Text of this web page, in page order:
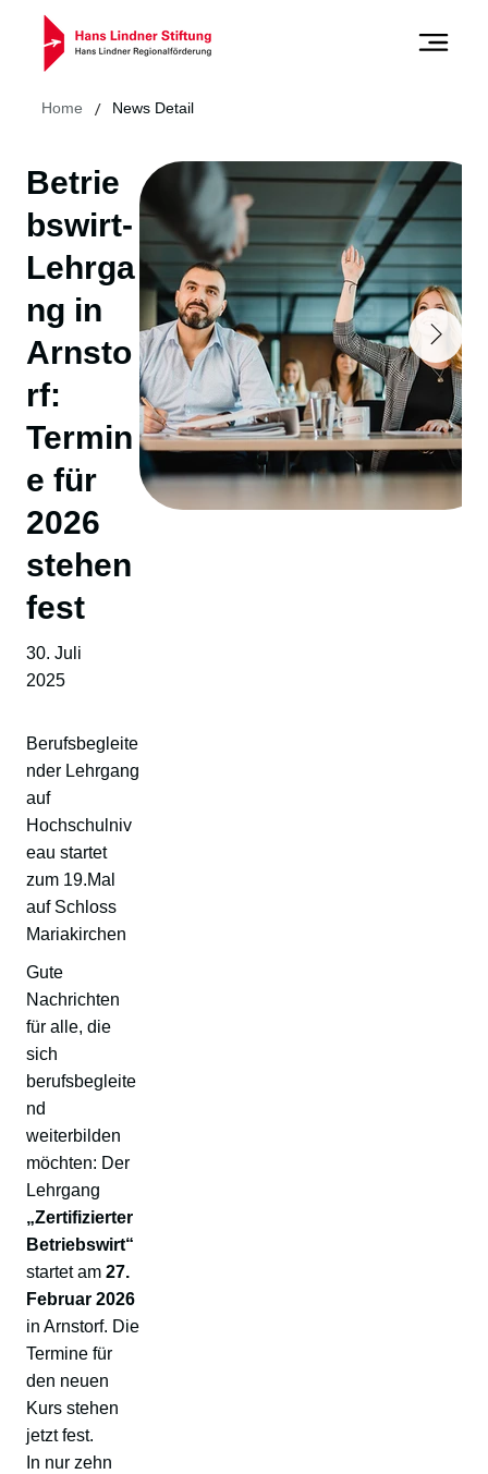
Betrie
bswirt-
Lehrga
ng in
Arnsto
rf:
Termin
e für
2026
stehen
fest
30. Juli
2025
Berufsbegleite
nder Lehrgang
auf
Hochschulniv
eau startet
zum 19.Mal
auf Schloss
Mariakirchen
Gute
Nachrichten
für alle, die
sich
berufsbegleite
nd
weiterbilden
möchten: Der
Lehrgang
„Zertifizierter
Betriebswirt“
startet am 27.
Februar 2026
in Arnstorf. Die
Termine für
den neuen
Kurs stehen
jetzt fest.
In nur zehn
Home / News Detail